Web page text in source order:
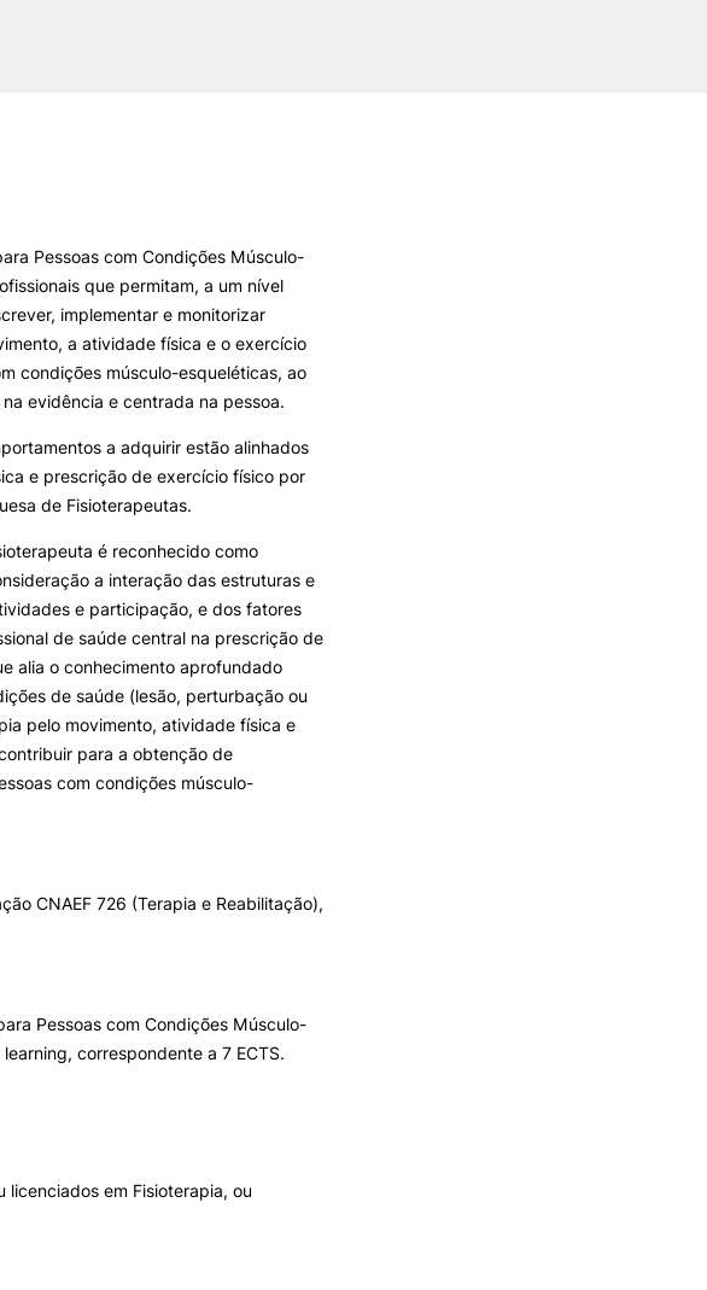
Pessoas com Condições Músculo-
que permitam, a um nível
implementar e monitorizar
a atividade física e o exercício
condições músculo-esqueléticas, ao
evidência e centrada na pessoa.
a adquirir estão alinhados
e prescrição de exercício físico por
de Fisioterapeutas.
é reconhecido como
a interação das estruturas e
e participação, e dos fatores
de saúde central na prescrição de
alia o conhecimento aprofundado
de saúde (lesão, perturbação ou
pelo movimento, atividade física e
para a obtenção de
com condições músculo-
CNAEF 726 (Terapia e Reabilitação),
Pessoas com Condições Músculo-
correspondente a 7 ECTS.
licenciados em Fisioterapia, ou